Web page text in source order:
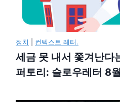
정치 컨텍스트 레터.
세금 못 내서 쫓겨난다
퍼토리: 슬로우레터 8